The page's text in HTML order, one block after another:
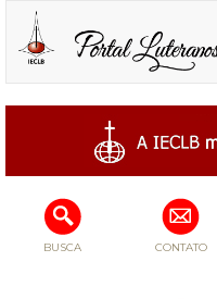
BUSCA CONTATO